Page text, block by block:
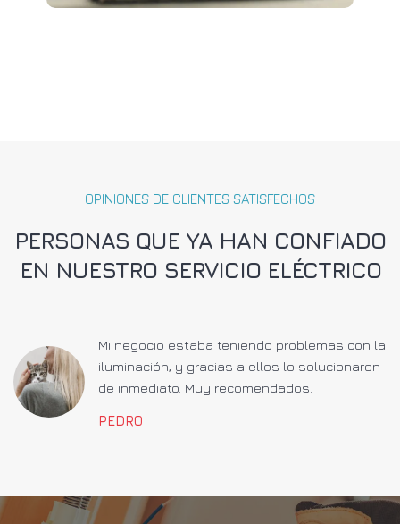
OPINIONES DE CLIENTES SATISFECHOS
PERSONAS QUE YA HAN CONFIADO
EN NUESTRO SERVICIO ELÉCTRICO
Mi negocio estaba teniendo problemas con la
iluminación, y gracias a ellos lo solucionaron
de inmediato. Muy recomendados.
PEDRO